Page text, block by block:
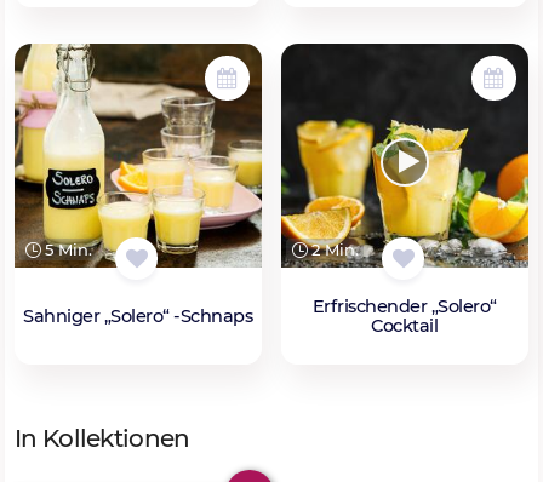
5 Min.
Sahniger „Solero“ -Schnaps
2 Min.
Erfrischender „Solero“
Cocktail
In Kollektionen